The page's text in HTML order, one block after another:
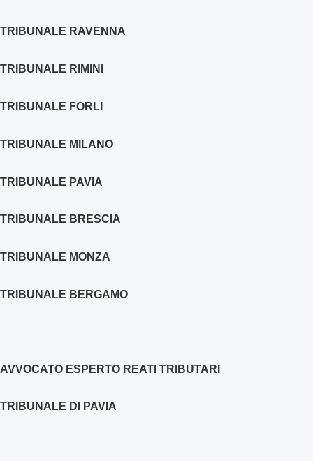
TRIBUNALE RAVENNA
TRIBUNALE RIMINI
TRIBUNALE FORLI
TRIBUNALE MILANO
TRIBUNALE PAVIA
TRIBUNALE BRESCIA
TRIBUNALE MONZA
TRIBUNALE BERGAMO
AVVOCATO ESPERTO REATI TRIBUTARI
TRIBUNALE DI PAVIA